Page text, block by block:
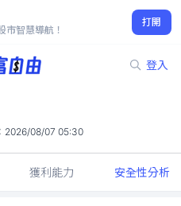
市智慧導航！
打開
登入
2026/08/07 05:30
獲利能力 安全性分析